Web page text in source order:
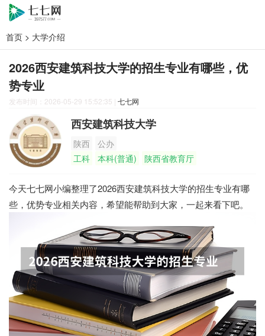
首页 > 大学介绍
2026西安建筑科技大学的招生专业有哪些，优
势专业
发布时间：2026-05-29 15:52:35 | 七七网
西安建筑科技大学
陕西
公办
工科
本科(普通) 陕西省教育厅
今天七七网小编整理了2026西安建筑科技大学的招生专业有哪
些，优势专业相关内容，希望能帮助到大家，一起来看下吧。